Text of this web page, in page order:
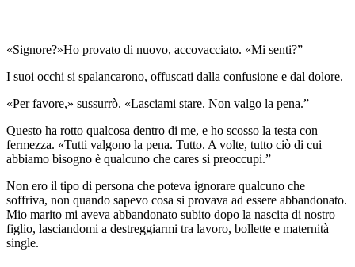
«Signore?»Ho provato di nuovo, accovacciato. «Mi senti?”
I suoi occhi si spalancarono, offuscati dalla confusione e dal dolore.
«Per favore,» sussurrò. «Lasciami stare. Non valgo la pena.”
Questo ha rotto qualcosa dentro di me, e ho scosso la testa con
fermezza. «Tutti valgono la pena. Tutto. A volte, tutto ciò di cui
abbiamo bisogno è qualcuno che cares si preoccupi.”
Non ero il tipo di persona che poteva ignorare qualcuno che
soffriva, non quando sapevo cosa si provava ad essere abbandonato.
Mio marito mi aveva abbandonato subito dopo la nascita di nostro
figlio, lasciandomi a destreggiarmi tra lavoro, bollette e maternità
single.